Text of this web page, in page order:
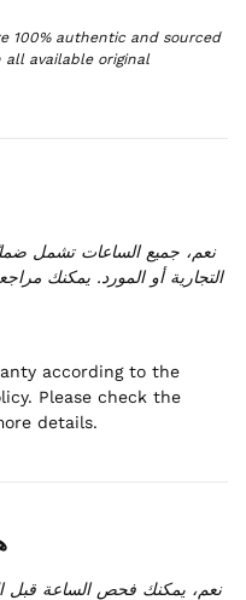
100% authentic and sourced
available original
نعم، جميع الساعات تشمل
التجارية أو المورد. يمكنك
according to the
Please check the
details.
نعم، يمكنك فحص الساعة قبل